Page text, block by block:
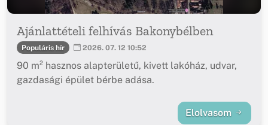
Ajánlattételi felhívás Bakonybélben
Populáris hír 2026. 07. 12 10:52
90 m² hasznos alapterületű, kivett lakóház, udvar,
gazdasági épület bérbe adása.
Elolvasom